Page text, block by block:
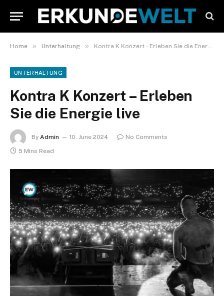
Home » Unterhaltung » Kontra K Konzert – Erleben Sie die Energie live
UNTERHALTUNG
Kontra K Konzert – Erleben
Sie die Energie live
By Admin 10. June 2024
No Comments
5 Mins Read